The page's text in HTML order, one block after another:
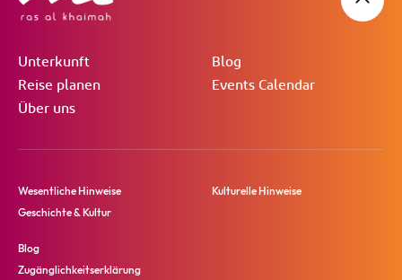
Unterkunft
Reise planen
Über uns
Blog
Events Calendar
Wesentliche Hinweise
Geschichte & Kultur
Kulturelle Hinweise
Blog
Zugänglichkeitserklärung